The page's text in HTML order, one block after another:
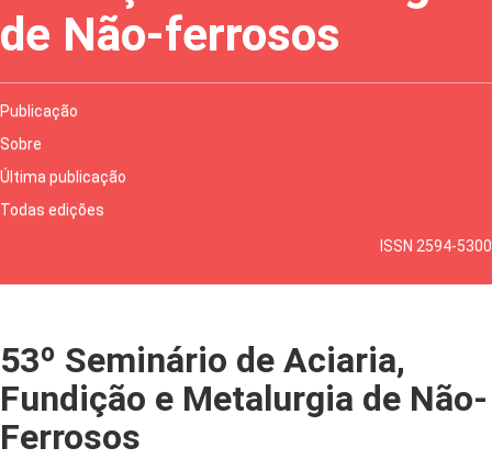
de Não-ferrosos
Publicação
Sobre
Última publicação
Todas edições
ISSN 2594-5300
53º Seminário de Aciaria,
Fundição e Metalurgia de Não-
Ferrosos